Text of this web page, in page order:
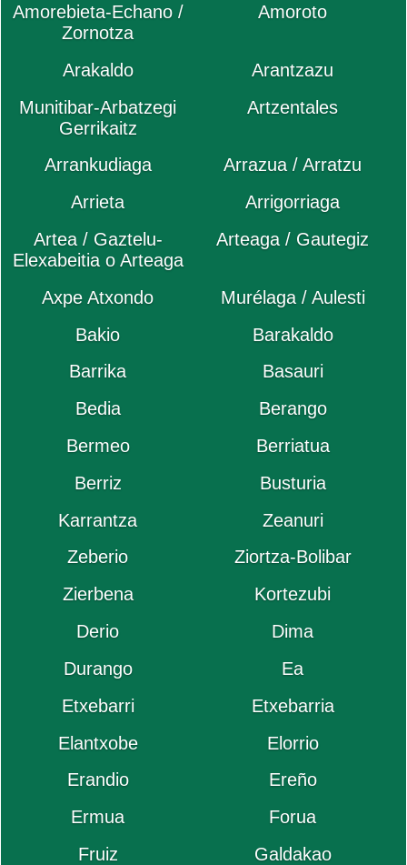
Amorebieta-Echano /
Zornotza
Amoroto
Arakaldo
Arantzazu
Munitibar-Arbatzegi
Gerrikaitz
Artzentales
Arrankudiaga
Arrazua / Arratzu
Arrieta
Arrigorriaga
Artea / Gaztelu-
Elexabeitia o Arteaga
Arteaga / Gautegiz
Axpe Atxondo
Murélaga / Aulesti
Bakio
Barakaldo
Barrika
Basauri
Bedia
Berango
Bermeo
Berriatua
Berriz
Busturia
Karrantza
Zeanuri
Zeberio
Ziortza-Bolibar
Zierbena
Kortezubi
Derio
Dima
Durango
Ea
Etxebarri
Etxebarria
Elantxobe
Elorrio
Erandio
Ereño
Ermua
Forua
Fruiz
Galdakao